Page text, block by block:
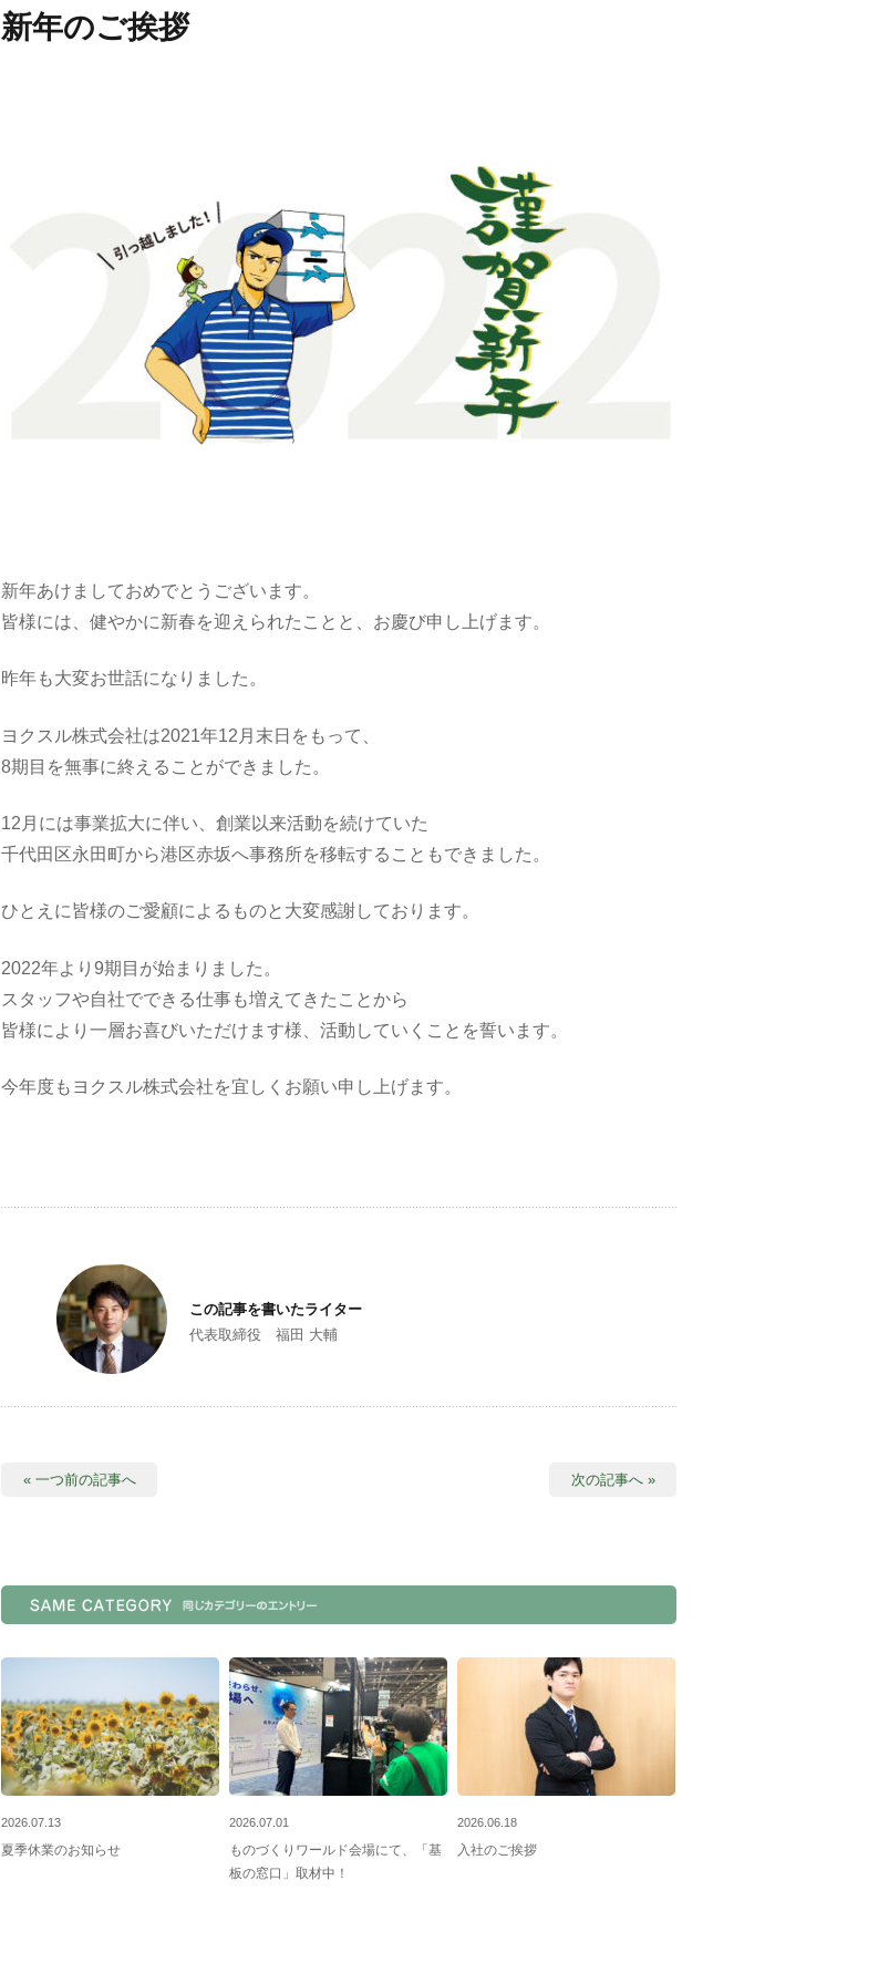
新年のご挨拶
新年あけましておめでとうございます。
皆様には、健やかに新春を迎えられたことと、お慶び申し上げます。
昨年も大変お世話になりました。
ヨクスル株式会社は2021年12月末日をもって、
8期目を無事に終えることができました。
12月には事業拡大に伴い、創業以来活動を続けていた
千代田区永田町から港区赤坂へ事務所を移転することもできました。
ひとえに皆様のご愛顧によるものと大変感謝しております。
2022年より9期目が始まりました。
スタッフや自社でできる仕事も増えてきたことから
皆様により一層お喜びいただけます様、活動していくことを誓います。
今年度もヨクスル株式会社を宜しくお願い申し上げます。
この記事を書いたライター
代表取締役 福田 大輔
« 一つ前の記事へ 次の記事へ »
2026.07.13
夏季休業のお知らせ
2026.07.01
ものづくりワールド会場にて、「基
板の窓口」取材中！
2026.06.18
入社のご挨拶